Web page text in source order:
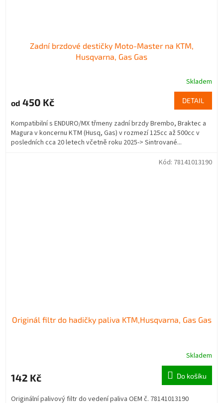
Zadní brzdové destičky Moto-Master na KTM,
Husqvarna, Gas Gas
Skladem
od 450 Kč DETAIL
Kompatibilní s ENDURO/MX třmeny zadní brzdy Brembo, Braktec a
Magura v koncernu KTM (Husq, Gas) v rozmezí 125cc až 500cc v
posledních cca 20 letech včetně roku 2025-> Sintrované...
Originál filtr do hadičky paliva KTM,Husqvarna, Gas Gas
Skladem
142 Kč Do košíku
Originální palivový filtr do vedení paliva OEM č. 78141013190
Kód: 78141013190